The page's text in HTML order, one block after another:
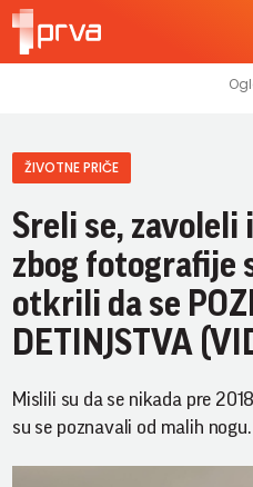
ŽIVOTNE PRIČE
Sreli se, zavoleli
zbog fotografije
otkrili da se
DETINJSTVA
Mislili su da se nikada pre
su se poznavali od malih nogu.